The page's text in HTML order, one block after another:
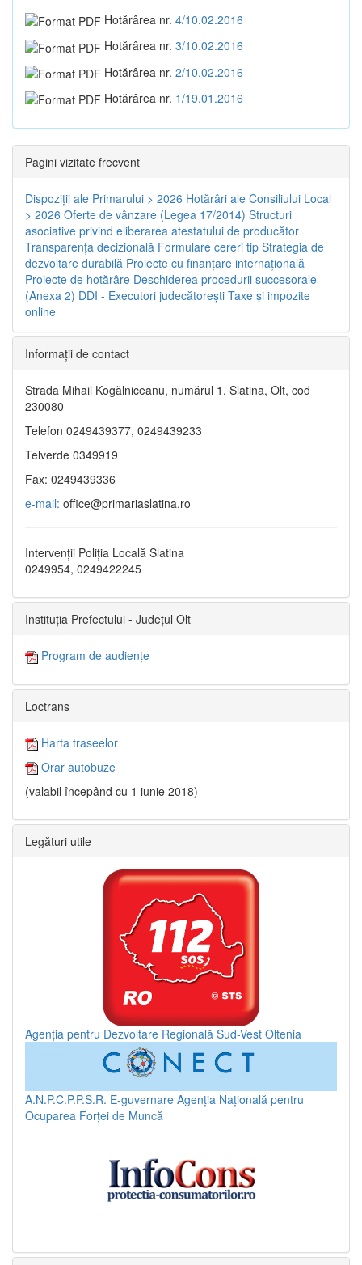
Hotărârea nr. 4/10.02.2016
Hotărârea nr. 3/10.02.2016
Hotărârea nr. 2/10.02.2016
Hotărârea nr. 1/19.01.2016
Pagini vizitate frecvent
Dispoziţii ale Primarului > 2026 Hotărâri ale Consiliului Local
> 2026 Oferte de vânzare (Legea 17/2014) Structuri
asociative privind eliberarea atestatului de producător
Transparenţa decizională Formulare cereri tip Strategia de
dezvoltare durabilă Proiecte cu finanţare internaţională
Proiecte de hotărâre Deschiderea procedurii succesorale
(Anexa 2) DDI - Executori judecătorești Taxe şi impozite
online
Informaţii de contact
Strada Mihail Kogălniceanu, numărul 1, Slatina, Olt, cod
230080
Telefon 0249439377, 0249439233
Telverde 0349919
Fax: 0249439336
e-mail: office@primariaslatina.ro
Intervenții Poliția Locală Slatina
0249954, 0249422245
Instituția Prefectului - Județul Olt
Program de audiențe
Loctrans
Harta traseelor
Orar autobuze
(valabil începând cu 1 iunie 2018)
Legături utile
Agenția pentru Dezvoltare Regională Sud-Vest Oltenia
A.N.P.C.P.P.S.R. E-guvernare Agenția Națională pentru
Ocuparea Forței de Muncă